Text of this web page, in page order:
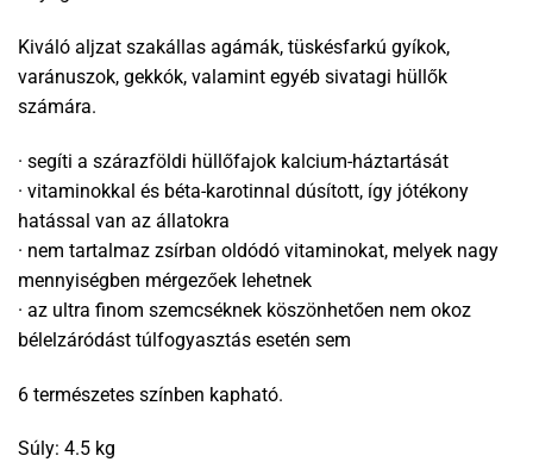
Kiváló aljzat szakállas agámák, tüskésfarkú gyíkok,
varánuszok, gekkók, valamint egyéb sivatagi hüllők
számára.
· segíti a szárazföldi hüllőfajok kalcium-háztartását
· vitaminokkal és béta-karotinnal dúsított, így jótékony
hatással van az állatokra
· nem tartalmaz zsírban oldódó vitaminokat, melyek nagy
mennyiségben mérgezőek lehetnek
· az ultra finom szemcséknek köszönhetően nem okoz
bélelzáródást túlfogyasztás esetén sem
6 természetes színben kapható.
Súly: 4.5 kg